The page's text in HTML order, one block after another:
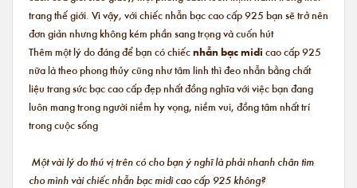
trang thế giới. Vì vậy, với chiếc nhẫn bạc cao cấp 925 bạn sẽ trở nên
đơn giản nhưng không kém phần sang trọng và cuốn hút
Thêm một lý do đáng để bạn có chiếcnhẫn bạc midi cao cấp 925
nữa là theo phong thủy cũng như tâm linh thì đeo nhẫn bằng chất
liệu trang sức bạc cao cấp đẹp nhất đồng nghĩa với việc bạn đang
luôn mang trong người niềm hy vọng, niềm vui, đồng tâm nhất trí
trong cuộc sống
Một vài lý do thú vị trên có cho bạn ý nghĩ là phải nhanh chân tìm
cho mình vài chiếc nhẫn bạc midi cao cấp 925 không?